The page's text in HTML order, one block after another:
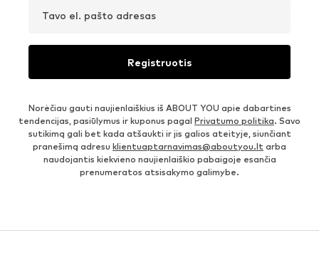
Tavo el. pašto adresas
Registruotis
Norėčiau gauti naujienlaiškius iš ABOUT YOU apie dabartines
tendencijas, pasiūlymus ir kuponus pagal Privatumo politika. Savo
sutikimą gali bet kada atšaukti ir jis galios ateityje, siunčiant
pranešimą adresu klientuaptarnavimas@aboutyou.lt arba
naudojantis kiekvieno naujienlaiškio pabaigoje esančia
prenumeratos atsisakymo galimybe.